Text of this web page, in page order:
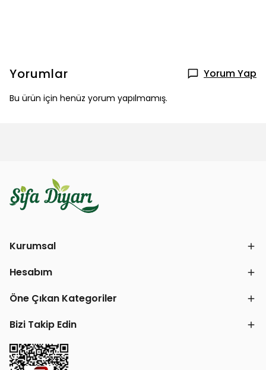
Yorumlar Yorum Yap
Bu ürün için henüz yorum yapılmamış.
Kurumsal
Hesabım
Öne Çıkan Kategoriler
Bizi Takip Edin